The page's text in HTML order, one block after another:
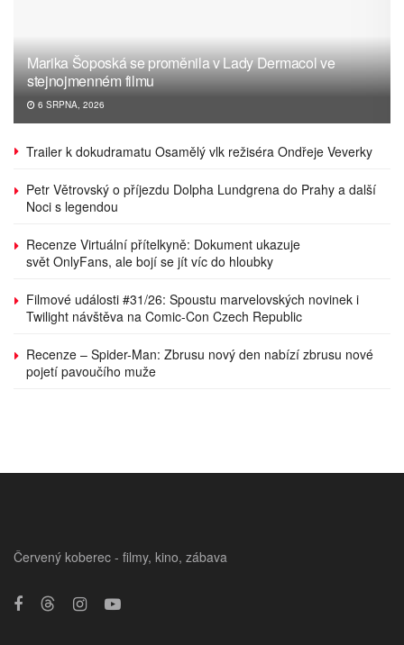
Marika Šoposká se proměnila v Lady Dermacol ve
stejnojmenném filmu
6 SRPNA, 2026
Trailer k dokudramatu Osamělý vlk režiséra Ondřeje Veverky
Petr Větrovský o příjezdu Dolpha Lundgrena do Prahy a další
Noci s legendou
Recenze Virtuální přítelkyně: Dokument ukazuje
svět OnlyFans, ale bojí se jít víc do hloubky
Filmové události #31/26: Spoustu marvelovských novinek i
Twilight návštěva na Comic-Con Czech Republic
Recenze – Spider-Man: Zbrusu nový den nabízí zbrusu nové
pojetí pavoučího muže
Červený koberec - filmy, kino, zábava